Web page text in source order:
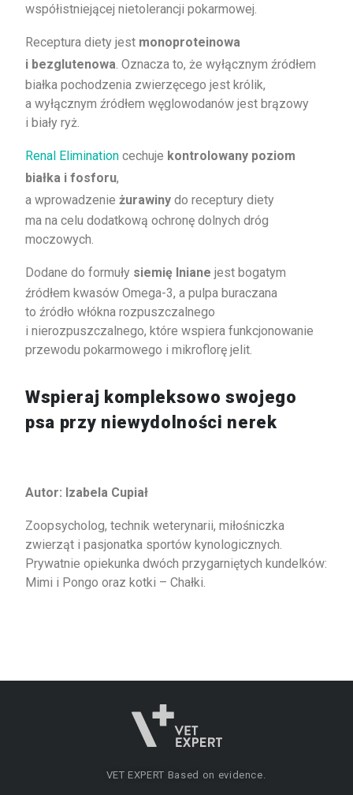
współistniejącej nietolerancji pokarmowej.
Receptura diety jest monoproteinowa
i bezglutenowa. Oznacza to, że wyłącznym źródłem
białka pochodzenia zwierzęcego jest królik,
a wyłącznym źródłem węglowodanów jest brązowy
i biały ryż.
Renal Elimination cechuje kontrolowany poziom
białka i fosforu,
a wprowadzenie żurawiny do receptury diety
ma na celu dodatkową ochronę dolnych dróg
moczowych.
Dodane do formuły siemię lniane jest bogatym
źródłem kwasów Omega-3, a pulpa buraczana
to źródło włókna rozpuszczalnego
i nierozpuszczalnego, które wspiera funkcjonowanie
przewodu pokarmowego i mikroflorę jelit.
Wspieraj kompleksowo swojego
psa przy niewydolności nerek
Autor: Izabela Cupiał
Zoopsycholog, technik weterynarii, miłośniczka
zwierząt i pasjonatka sportów kynologicznych.
Prywatnie opiekunka dwóch przygarniętych kundelków:
Mimi i Pongo oraz kotki – Chałki.
VET EXPERT Based on evidence.